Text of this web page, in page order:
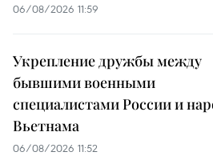
06/08/2026 11:59
Укрепление дружбы между
бывшими военными
специалистами России и
Вьетнама
06/08/2026 11:52